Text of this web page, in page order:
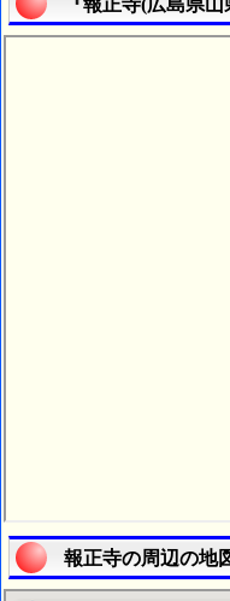
『報正寺(広島県
報正寺の周辺の地